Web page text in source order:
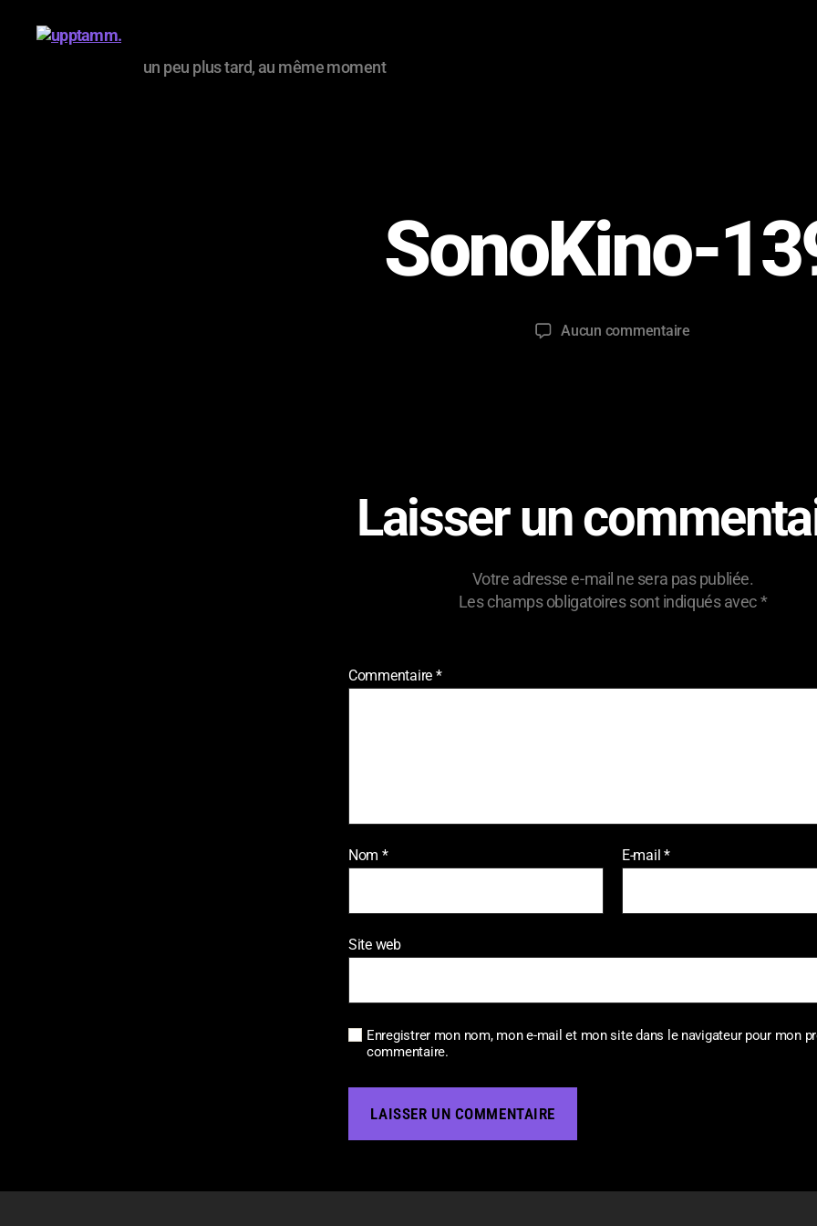
un peu plus tard, au même moment
SonoKino-
Aucun commentairesur
Laisser un
Votre adresse e-mail ne sera pas publiée.
Les champs obligatoires sont indiqués avec*
Commentaire *
Nom * E-mail*
Site web
Enregistrer mon nom, mon e-mail et mon site dans le navigateur pour mon
commentaire.